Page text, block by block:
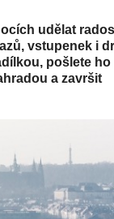
udělat
vstupenek i
pošlete
a završit